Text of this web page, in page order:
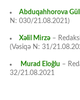
Abduqahhorova
N: 030/21.08.2021)
Xəlil Mirzə –
(Vəsiqə N: 31/
Murad Eloğlu –
32/21.08.2021